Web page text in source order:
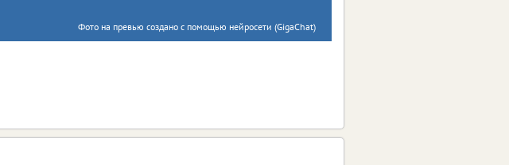
Фото на превью создано с помощью нейросети (GigaChat)